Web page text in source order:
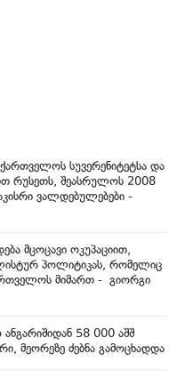
სუვერენიტეტსა და
რუსეთს, შეასრულოს 2008
ვალდებულებები -
მცოცავი ოკუპაციით,
პოლიტიკას, რომელიც
მიმართ - გიორგი
ანგარიშიდან 58 000 აშშ
მეორეზე ძებნა გამოცხადდა